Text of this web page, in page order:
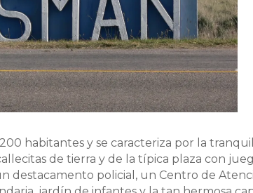
habitantes y se caracteriza por la
de tierra y de la típica plaza con
destacamento policial, un Centro de